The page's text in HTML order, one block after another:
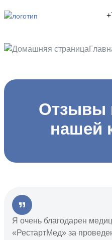
Отзывы
нашей
Я очень благодарен
«РестартМед» за